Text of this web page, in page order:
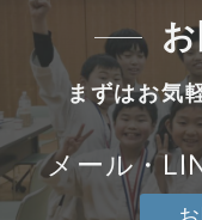
まずはお気
メール・